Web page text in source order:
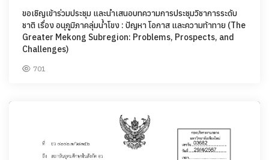
ขอเชิญเข้าร่วมประชุม และนำเสนอบทความการประชุมวิชาการระดับ
ชาติ เรื่อง อนุภูมิภาคลุ่มน้ำโขง : ปัญหา โอกาส และความท้าทาย (The
Greater Mekong Subregion: Problems, Prospects, and
Challenges)
701